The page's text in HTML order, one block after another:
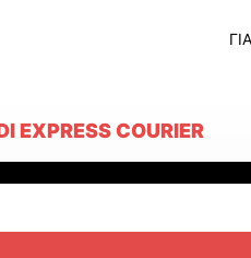
COURIER